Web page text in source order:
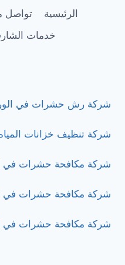
الرئيسية تواصل
خدمات
شركة رش حشرات في الورقاء دبي
شركة تنظيف خزانات المياه في
شركة مكافحة حشرات في الرمس
شركة مكافحة حشرات في الدفن
شركة مكافحة حشرات في الغيل